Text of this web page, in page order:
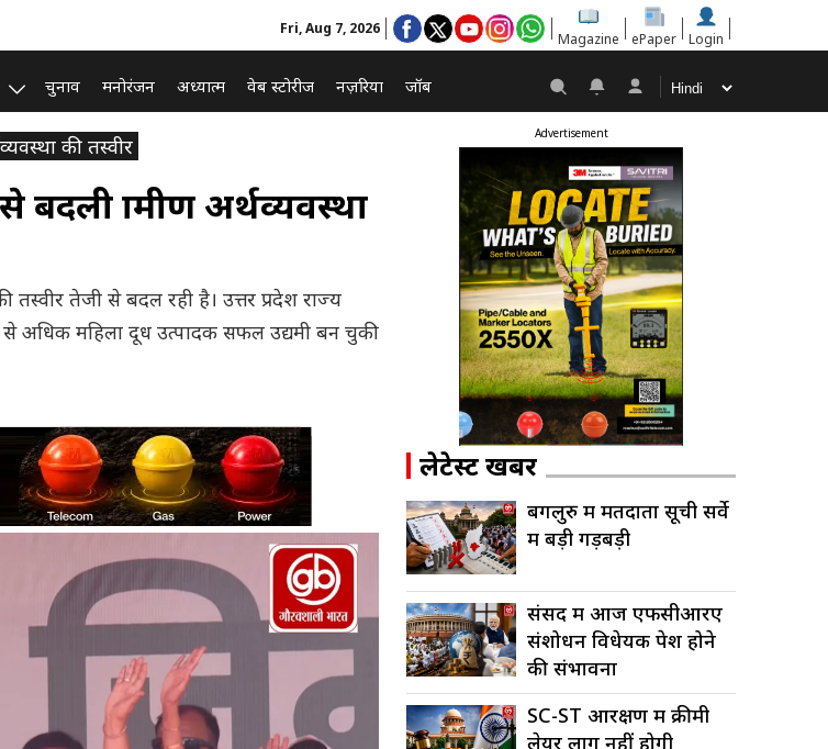
Fri, Aug 7, 2026
Magazine ePaper Login
चुनाव मनोरंजन अध्यात्म वेब स्टोरीज नज़रिया जॉब
की तस्वीर
ग्रामीण अर्थव्यवस्था
तेजी से बदल रही है। उत्तर प्रदेश राज्य
से अधिक महिला दूध उत्पादक सफल उद्यमी बन चुकी
Advertisement
लेटेस्ट खबरें
बेंगलुरु में मतदाता सूची सर्वे
में बड़ी गड़बड़ी
संसद में आज एफसीआरए
संशोधन विधेयक पेश होने
की संभावना
SC-ST आरक्षण में क्रीमी
लेयर लागू नहीं होगी